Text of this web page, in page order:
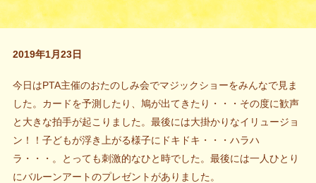
2019年1月23日
今日はPTA主催のおたのしみ会でマジックショーをみんなで見ま
した。カードを予測したり、鳩が出てきたり・・・その度に歓声
と大きな拍手が起こりました。最後には大掛かりなイリュージョ
ン！！子どもが浮き上がる様子にドキドキ・・・ハラハ
ラ・・・。とっても刺激的なひと時でした。最後には一人ひとり
にバルーンアートのプレゼントがありました。